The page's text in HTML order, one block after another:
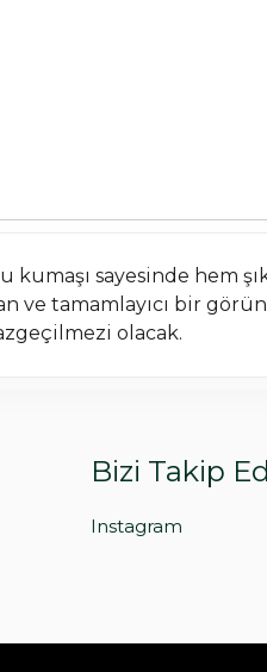
kumaşı sayesinde hem
ve tamamlayıcı bir
olacak.
Bizi Takip
Instagram